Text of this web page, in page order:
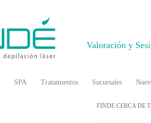
SPA Tratamientos Sucursales
Valoración y
FINDE CERCA DE